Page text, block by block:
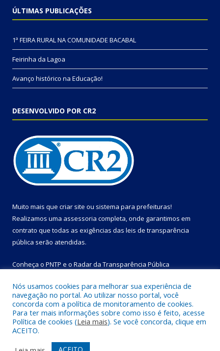
ÚLTIMAS PUBLICAÇÕES
1ª FEIRA RURAL NA COMUNIDADE BACABAL
Feirinha da Lagoa
Avanço histórico na Educação!
DESENVOLVIDO POR CR2
Muito mais que criar site ou sistema para prefeituras!
Realizamos uma assessoria completa, onde garantimos em
contrato que todas as exigências das leis de transparência
pública serão atendidas.
Conheça o PNTP e o Radar da Transparência Pública
Todos os direitos reservados a Prefeitura Municipal de Bom
Jesus do Tocantins.
Mapa do Site Acessar Área Administrativa
Nós usamos cookies para melhorar sua experiência de
navegação no portal. Ao utilizar nosso portal, você
concorda com a política de monitoramento de cookies.
Para ter mais informações sobre como isso é feito, acesse
Política de cookies (Leia mais). Se você concorda, clique em
ACEITO.